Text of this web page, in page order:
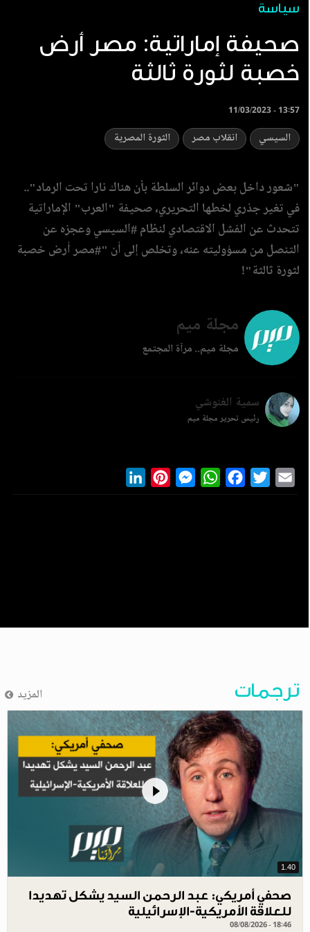
سياسة
صحيفة إماراتية: مصر أرض
خصبة لثورة ثالثة
11/03/2023 - 13:57
السيسي انقلاب مصر الثورة المصرية
"شعور داخل بعض دوائر السلطة بأن هناك نارا تحت الرماد"..
في تغير جذري لخطها التحريري، صحيفة "العرب" الإماراتية
تتحدث عن الفشل الاقتصادي لنظام #السيسي وعجزه عن
التنصل من مسؤوليته عنه، وتخلص إلى أن "#مصر أرض خصبة
لثورة ثالثة"!
مجلة ميم
مجلة ميم.. مرآة المجتمع
سمية الغنوشي
رئيس تحرير مجلة ميم
LinkedInPinterestMessengerWhatsAppFacebook
Twitter
ترجمات المزيد
1.40
صحفي أمريكي: عبد الرحمن السيد يشكل تهديدا
للعلاقة الأمريكية-الإسرائيلية
08/08/2026 - 18:46